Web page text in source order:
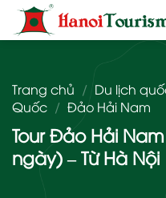
qua
nội
Trang chủ / Du lịch
Quốc / Đảo Hải Nam
Tour Đảo Hải
ngày) – Từ Hà Nội